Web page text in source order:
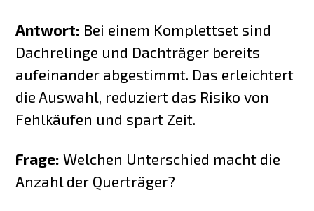
Antwort: Bei einem Komplettset sind
Dachrelinge und Dachträger bereits
aufeinander abgestimmt. Das erleichtert
die Auswahl, reduziert das Risiko von
Fehlkäufen und spart Zeit.
Frage: Welchen Unterschied macht die
Anzahl der Querträger?